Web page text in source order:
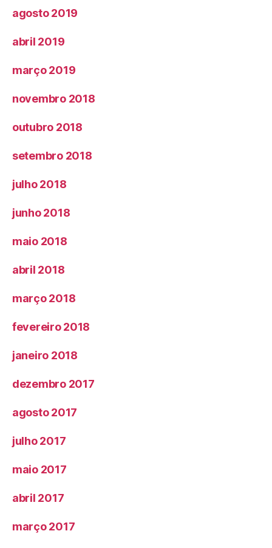
agosto 2019
abril 2019
março 2019
novembro 2018
outubro 2018
setembro 2018
julho 2018
junho 2018
maio 2018
abril 2018
março 2018
fevereiro 2018
janeiro 2018
dezembro 2017
agosto 2017
julho 2017
maio 2017
abril 2017
março 2017